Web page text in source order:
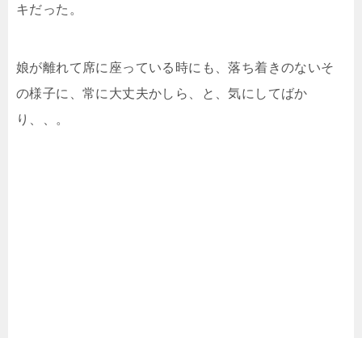
キだった。
娘が離れて席に座っている時にも、落ち着きのないそ
の様子に、常に大丈夫かしら、と、気にしてばか
り、、。